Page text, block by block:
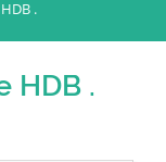
.
HDB .